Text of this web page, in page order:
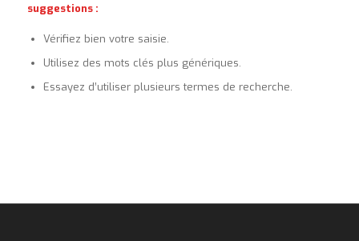
suggestions :
Vérifiez bien votre saisie.
Utilisez des mots clés plus génériques.
Essayez d’utiliser plusieurs termes de recherche.